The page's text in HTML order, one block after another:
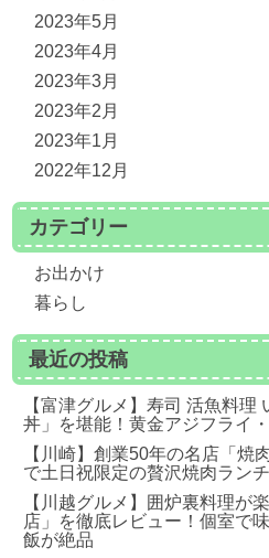
2023年5月
2023年4月
2023年3月
2023年2月
2023年1月
2022年12月
カテゴリー
お出かけ
暮らし
最近の投稿
【富津グルメ】寿司 活魚料理
丼」を堪能！黄金アジフライ
【川崎】創業50年の名店「焼
で土日祝限定の贅沢焼肉ランチ
【川越グルメ】囲炉裏料理が
店」を徹底レビュー！個室で
飯が絶品